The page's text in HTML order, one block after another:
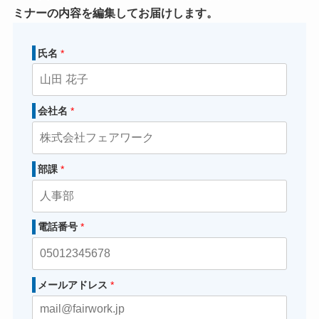
ミナーの内容を編集してお届けします。
氏名 *
会社名 *
部課 *
電話番号 *
メールアドレス *